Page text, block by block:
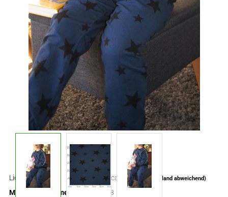
Lieferzeit: ca. 3-4 Tage(Ausland abweichend)
Mindestbestellmenge: 0,3